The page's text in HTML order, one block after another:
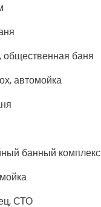
общественная баня
автомойка
банный комплекс
СТО